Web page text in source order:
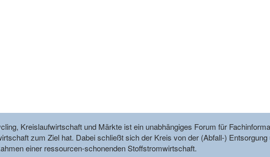
Kreislaufwirtschaft und Märkte ist ein unabhängiges Forum für
zum Ziel hat. Dabei schließt sich der Kreis von der (Abfall-)
einer ressourcen-schonenden Stoffstromwirtschaft.